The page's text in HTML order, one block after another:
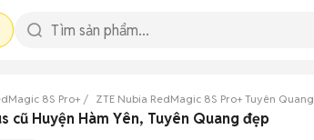
8S Pro+ ZTE Nubia RedMagic 8S Pro+ Tuyên Quang
cũ Huyện Hàm Yên, Tuyên Quang đẹp